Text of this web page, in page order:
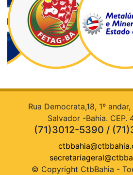
Rua Democrata,18, 1º
Salvador -Bahia. CEP.
(71)3012-5390 /
© Copyright CtbBahia -